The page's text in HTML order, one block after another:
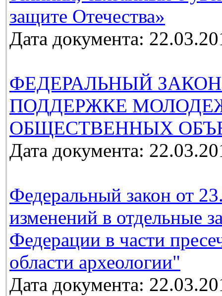
защите Отечества»
Дата документа:
ФЕДЕРАЛЬНЫЙ
ПОДДЕРЖКЕ
ОБЩЕСТВЕННЫХ
Дата документа:
Федеральный закон от
изменений в отдельные
Федерации в части
области археологии"
Дата документа: